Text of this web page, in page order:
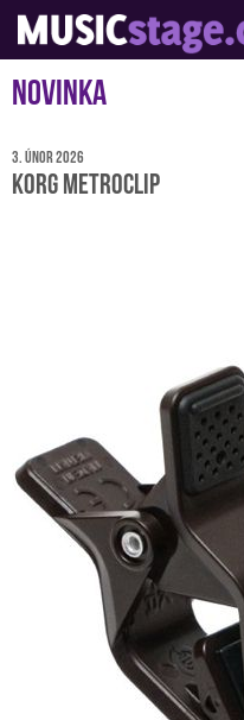
S muzikanty pro muzikanty
Novinka
3. únor 2026
KORG MetroClip